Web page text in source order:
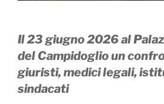
Il 23 giugno 2026 al
del Campidoglio un
giuristi, medici legali,
sindacati